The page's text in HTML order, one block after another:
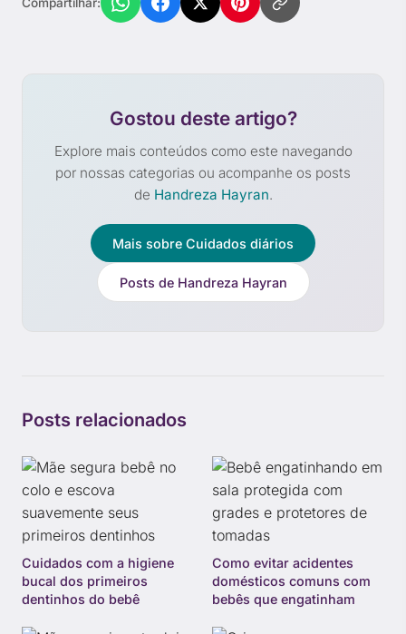
Gostou deste artigo?
Explore mais conteúdos como este navegando
por nossas categorias ou acompanhe os posts
de Handreza Hayran.
Mais sobre Cuidados diários
Posts de Handreza Hayran
Posts relacionados
Cuidados com a higiene
bucal dos primeiros
dentinhos do bebê
Como evitar acidentes
domésticos comuns com
bebês que engatinham